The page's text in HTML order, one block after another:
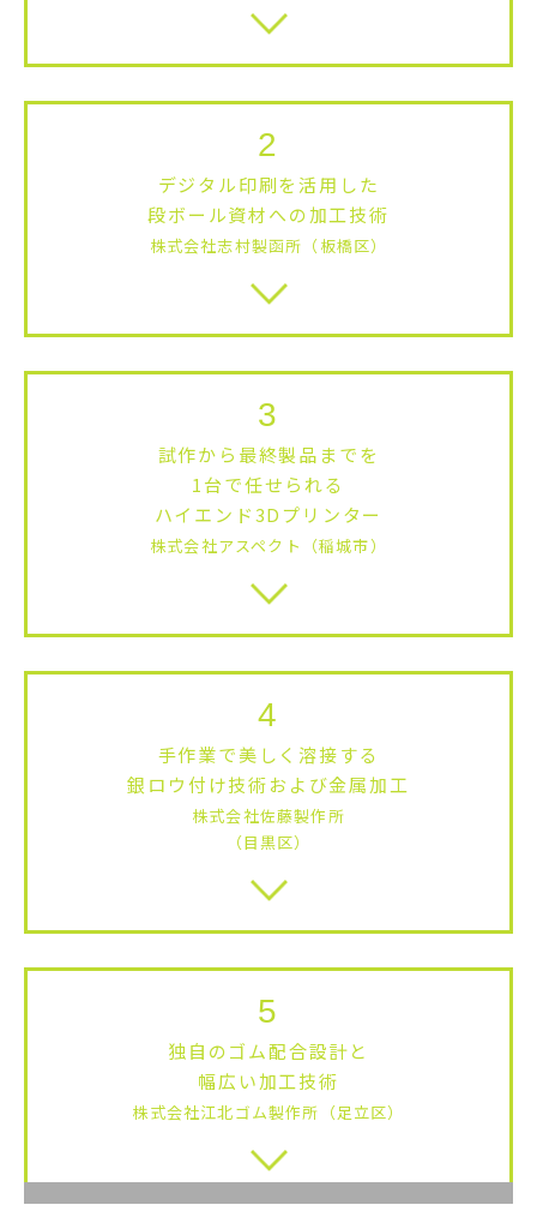
2
デジタル印刷を活用した
段ボール資材への加工技術
株式会社志村製函所（板橋区）
3
試作から最終製品までを
1台で任せられる
ハイエンド3Dプリンター
株式会社アスペクト（稲城市）
4
手作業で美しく溶接する
銀ロウ付け技術および金属加工
株式会社佐藤製作所
（目黒区）
5
独自のゴム配合設計と
幅広い加工技術
株式会社江北ゴム製作所（足立区）